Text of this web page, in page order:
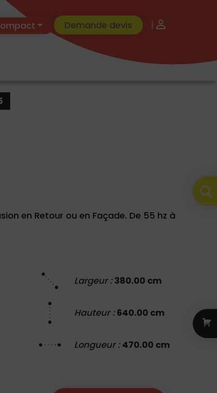
Demande devis |
en Retour ou en Façade. De 55 hz à
Largeur :380.00 cm
Hauteur :640.00 cm
Longueur :470.00 cm